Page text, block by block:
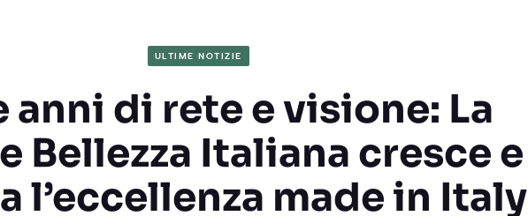
ULTIME NOTIZIE
anni di rete e visione: La
Bellezza Italiana cresce e
l’eccellenza made in Italy